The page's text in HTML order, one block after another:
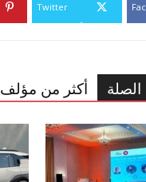
Twitter
الصلة أكثر من مؤلف